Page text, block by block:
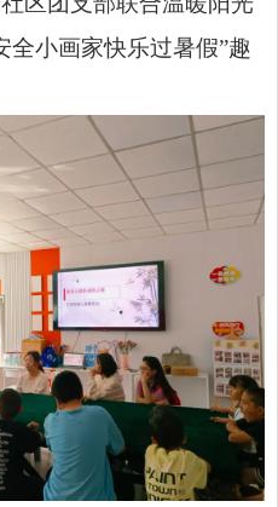
全小画家快乐过暑假”趣